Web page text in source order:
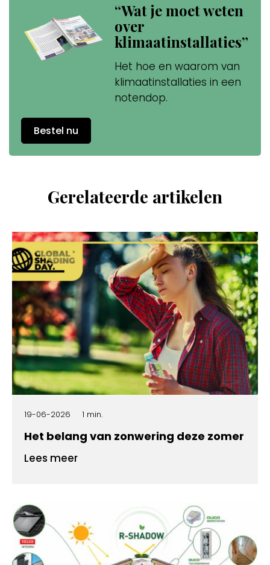
“Wat je moet weten
over
klimaatinstallaties”
Het hoe en waarom van
klimaatinstallaties in een
notendop.
Bestel nu
Gerelateerde artikelen
19-06-2026 1 min.
Het belang van zonwering deze zomer
Lees meer